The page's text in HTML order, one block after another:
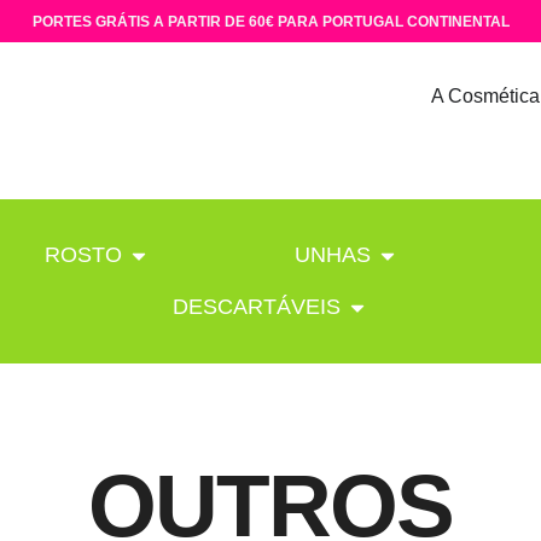
PORTES GRÁTIS A PARTIR DE 60€ PARA PORTUGAL CONTINENTAL
A
ROSTO UNHAS
DESCARTÁVEIS
OUTROS